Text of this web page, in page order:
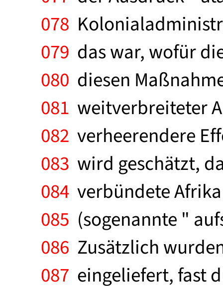
078
079 das war, wofür
080 diesen
081 weitverbreiteter
082 verheerendere
083 wird geschätzt,
084 verbündete
085 (sogenannte "
086 Zusätzlich
087 eingeliefert, fast